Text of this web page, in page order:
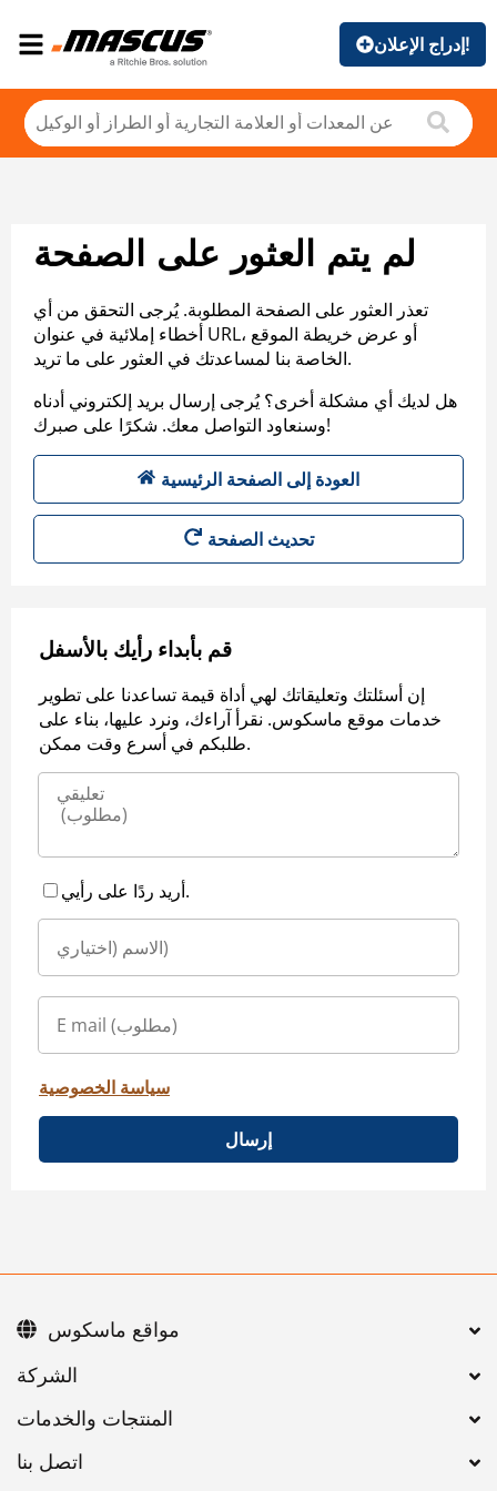
إدراج الإعلان!
لم يتم العثور على الصفحة
تعذر العثور على الصفحة المطلوبة. يُرجى التحقق من أي
أخطاء إملائية في عنوان URL، أو عرض خريطة الموقع
الخاصة بنا لمساعدتك في العثور على ما تريد.
هل لديك أي مشكلة أخرى؟ يُرجى إرسال بريد إلكتروني أدناه
وسنعاود التواصل معك. شكرًا على صبرك!
العودة إلى الصفحة الرئيسية
تحديث الصفحة
قم بأبداء رأيك بالأسفل
إن أسئلتك وتعليقاتك لهي أداة قيمة تساعدنا على تطوير
خدمات موقع ماسكوس. نقرأ آراءك، ونرد عليها، بناء على
طلبكم في أسرع وقت ممكن.
أريد ردًا على رأيي.
سياسة الخصوصية
إرسال
اتصل بنا
مواقع ماسكوس